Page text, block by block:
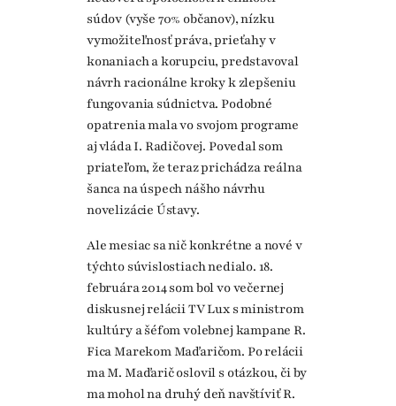
súdov (vyše 70% občanov), nízku
vymožiteľnosť práva, prieťahy v
konaniach a korupciu, predstavoval
návrh racionálne kroky k zlepšeniu
fungovania súdnictva. Podobné
opatrenia mala vo svojom programe
aj vláda I. Radičovej. Povedal som
priateľom, že teraz prichádza reálna
šanca na úspech nášho návrhu
novelizácie Ústavy.
Ale mesiac sa nič konkrétne a nové v
týchto súvislostiach nedialo. 18.
februára 2014 som bol vo večernej
diskusnej relácii TV Lux s ministrom
kultúry a šéfom volebnej kampane R.
Fica Marekom Maďaričom. Po relácii
ma M. Maďarič oslovil s otázkou, či by
ma mohol na druhý deň navštíviť R.